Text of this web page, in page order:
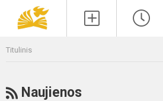
Titulinis
RSS
Naujienos